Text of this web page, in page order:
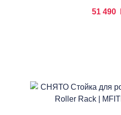
51 490